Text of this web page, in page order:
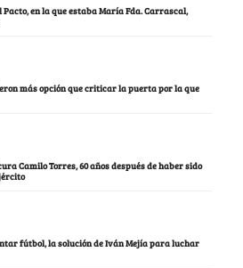
en la que estaba María Fda. Carrascal,
más opción que criticar la puerta por la que
Camilo Torres, 60 años después de haber sido
fútbol, la solución de Iván Mejía para luchar